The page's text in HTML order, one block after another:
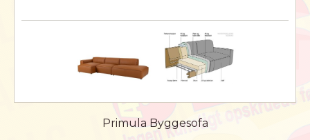
Primula Byggesofa